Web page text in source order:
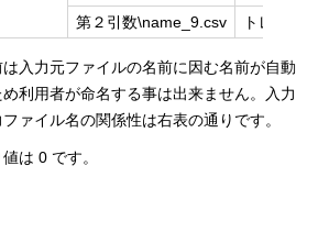
第２引数\name_9.csv
トレーラ
入力元ファイルの名前に因む名前が自動
利用者が命名する事は出来ません。入力
ァイル名の関係性は右表の通りです。
は 0 です。